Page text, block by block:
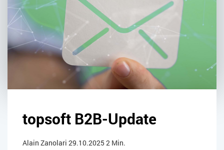
topsoft B2B-Update
Alain Zanolari 29.10.2025 2 Min.